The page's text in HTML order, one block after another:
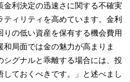
金利決定の迅速さに関する不確実
ティリティを高めています。金利
りの低い資産を保有する機会費用
和局面では金の魅力が高まりま
シグナルと乖離する場合には、投
しておくべきです。」と述べまし